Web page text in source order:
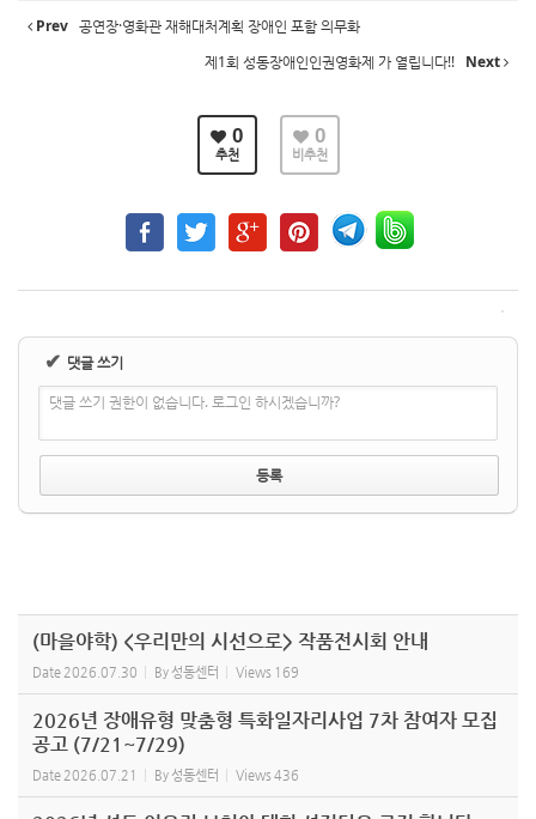
Prev 공연장·영화관 재해대처계획 장애인 포함 의무화
제1회 성동장애인인권영화제 가 열립니다!! Next
0
추천
0
비추천
✔ 댓글 쓰기
댓글 쓰기 권한이 없습니다. 로그인 하시겠습니까?
(마을야학) <우리만의 시선으로> 작품전시회 안내
Date 2026.07.30 By성동센터 Views 169
2026년 장애유형 맞춤형 특화일자리사업 7차 참여자 모집
공고 (7/21~7/29)
Date 2026.07.21 By성동센터 Views 436